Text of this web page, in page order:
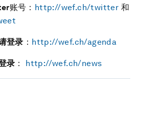
账号： http://wef.ch/twitter 和
登录 ： http://wef.ch/agenda
录 ： http://wef.ch/news